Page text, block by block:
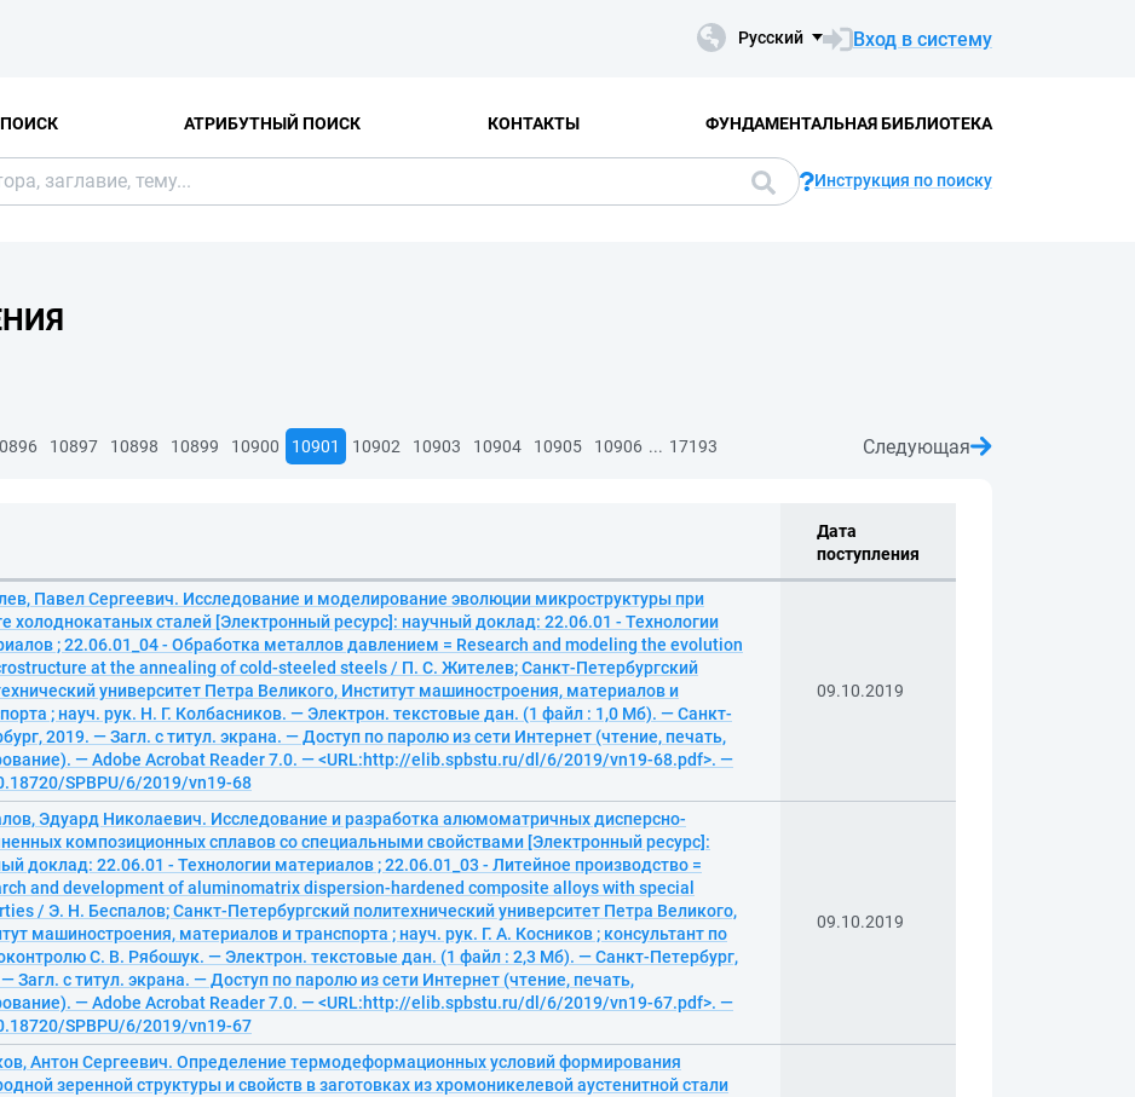
Русский Вход в систему
АТРИБУТНЫЙ ПОИСК КОНТАКТЫ ФУНДАМЕНТАЛЬНАЯ БИБЛИОТЕКА
Инструкция по поиску
10897 10898 10899 10900 10901 10902 10903 10904 10905 10906 ... 17193 Следующая
Дата
поступления
Павел Сергеевич. Исследование и моделирование эволюции микроструктуры при
холоднокатаных сталей [Электронный ресурс]: научный доклад: 22.06.01 - Технологии
; 22.06.01_04 - Обработка металлов давлением = Research and modeling the evolution
at the annealing of cold-steeled steels / П. С. Жителев; Санкт-Петербургский
университет Петра Великого, Институт машиностроения, материалов и
; науч. рук. Н. Г. Колбасников. — Электрон. текстовые дан. (1 файл : 1,0 Мб). — Санкт-
2019. — Загл. с титул. экрана. — Доступ по паролю из сети Интернет (чтение, печать,
— Adobe Acrobat Reader 7.0. — <URL:http://elib.spbstu.ru/dl/6/2019/vn19-68.pdf>. —
SPBPU/6/2019/vn19-68
09.10.2019
Эдуард Николаевич. Исследование и разработка алюмоматричных дисперсно-
композиционных сплавов со специальными свойствами [Электронный ресурс]:
доклад: 22.06.01 - Технологии материалов ; 22.06.01_03 - Литейное производство =
and development of aluminomatrix dispersion-hardened composite alloys with special
/ Э. Н. Беспалов; Санкт-Петербургский политехнический университет Петра Великого,
машиностроения, материалов и транспорта ; науч. рук. Г. А. Косников ; консультант по
С. В. Рябошук. — Электрон. текстовые дан. (1 файл : 2,3 Мб). — Санкт-Петербург,
Загл. с титул. экрана. — Доступ по паролю из сети Интернет (чтение, печать,
— Adobe Acrobat Reader 7.0. — <URL:http://elib.spbstu.ru/dl/6/2019/vn19-67.pdf>. —
SPBPU/6/2019/vn19-67
09.10.2019
Антон Сергеевич. Определение термодеформационных условий формирования
зеренной структуры и свойств в заготовках из хромоникелевой аустенитной стали